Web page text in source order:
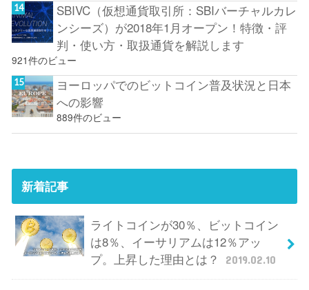
SBIVC（仮想通貨取引所：SBIバーチャルカレ
ンシーズ）が2018年1月オープン！特徴・評
判・使い方・取扱通貨を解説します
921件のビュー
ヨーロッパでのビットコイン普及状況と日本
への影響
889件のビュー
新着記事
ライトコインが30％、ビットコイン
は8％、イーサリアムは12％アッ
プ。上昇した理由とは？
2019.02.10